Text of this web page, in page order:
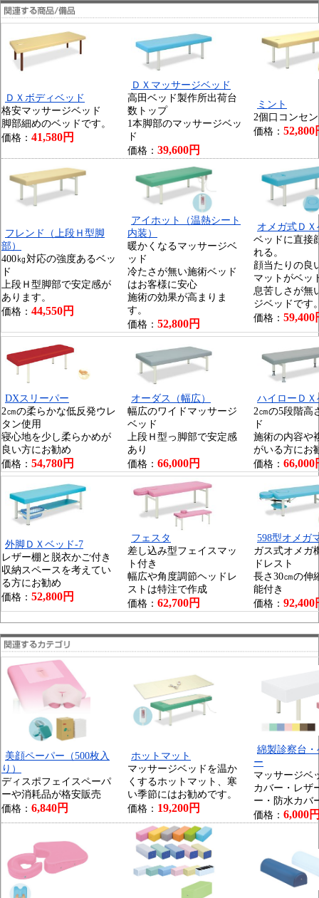
ＤＸボディベッド
格安マッサージベッド
脚部細めのベッドです。
価格： 41,580円
ＤＸマッサージベッド
高田ベッド製作所出荷台
数トップ
1本脚部のマッサージベッ
ド
価格： 39,600円
ミント
2個口コンセ
価格： 52,800
フレンド（上段Ｈ型脚
部）
400㎏対応の強度あるベッ
ド
上段Ｈ型脚部で安定感が
あります。
価格： 44,550円
アイホット（温熱シート
内装）
暖かくなるマッサージベ
ッド
冷たさが無い施術ベッド
はお客様に安心
施術の効果が高まりま
す。
価格： 52,800円
オメガ式Ｄ
ベッドに直接
れる。
顔当たりの良
マットがベッ
息苦しさが無
ジベッドです
価格： 59,400
DXスリーパー
2㎝の柔らかな低反発ウレ
タン使用
寝心地を少し柔らかめが
良い方にお勧め
価格： 54,780円
オーダス（幅広）
幅広のワイドマッサージ
ベッド
上段Ｈ型っ脚部で安定感
あり
価格： 66,000円
ハイローＤ
2㎝の5段階高
ド
施術の内容や
がいる方にお
価格： 66,000
外脚ＤＸベッド-7
レザー棚と脱衣かご付き
収納スペースを考えてい
る方にお勧め
価格： 52,800円
フェスタ
差し込み型フェイスマッ
ト付き
幅広や角度調節ヘッドレ
ストは特注で作成
価格： 62,700円
598型オメガ
ガス式オメガ
ドレスト
長さ30㎝の伸
能付き
価格： 92,400
美顔ペーパー（500枚入
り）
ディスポフェイスペーパ
ーや消耗品が格安販売
価格： 6,840円
ホットマット
マッサージベッドを温か
くするホットマット、寒
い季節にはお勧めです。
価格： 19,200円
綿製診察台
ー
マッサージベ
カバー・レザ
ー・防水カバ
価格： 6,000